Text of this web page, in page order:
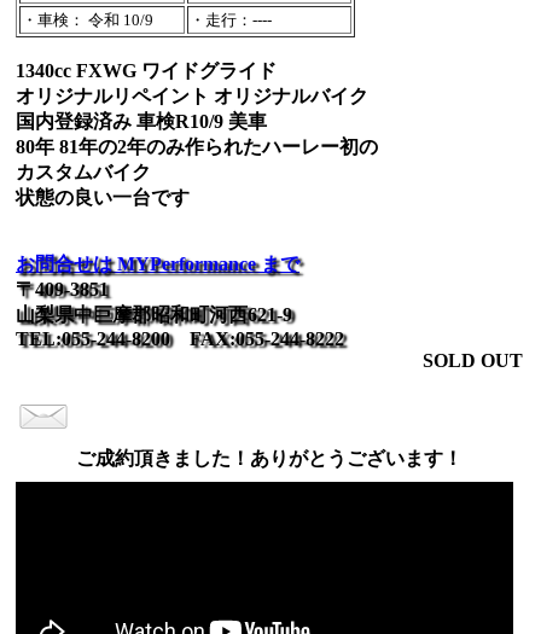
・車検： 令和 10/9
・走行：----
1340cc FXWG ワイドグライド
オリジナルリペイント オリジナルバイク
国内登録済み 車検R10/9 美車
80年 81年の2年のみ作られたハーレー初の
カスタムバイク
状態の良い一台です
お問合せは MYPerformance まで
〒409-3851
山梨県中巨摩郡昭和町河西621-9
TEL:055-244-8200 FAX:055-244-8222
SOLD OUT
ご成約頂きました！ありがとうございます！